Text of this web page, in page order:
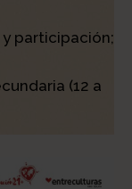
participación;
(12 a